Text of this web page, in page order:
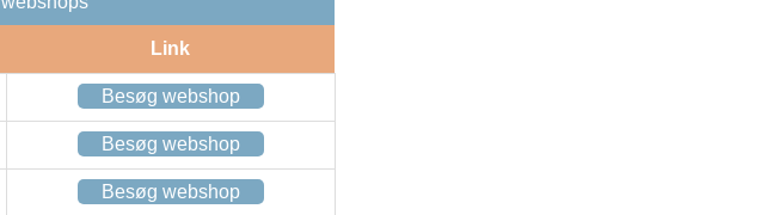
Link
Besøg webshop
Besøg webshop
Besøg webshop